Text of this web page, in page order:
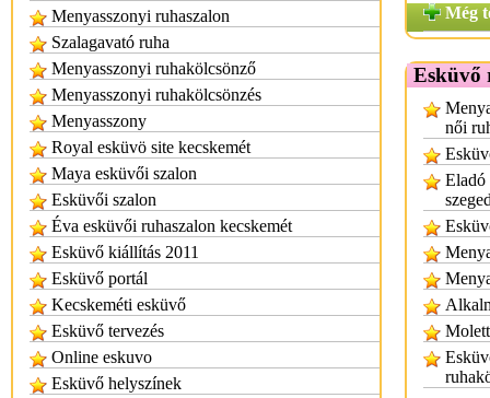
Menyasszonyi ruhaszalon
Szalagavató ruha
Menyasszonyi ruhakölcsönző
Menyasszonyi ruhakölcsönzés
Menyasszony
Royal esküvö site kecskemét
Maya esküvői szalon
Esküvői szalon
Éva esküvői ruhaszalon kecskemét
Esküvő kiállítás 2011
Esküvő portál
Kecskeméti esküvő
Esküvő tervezés
Online eskuvo
Esküvő helyszínek
Még
Esküvő
női
Eladó